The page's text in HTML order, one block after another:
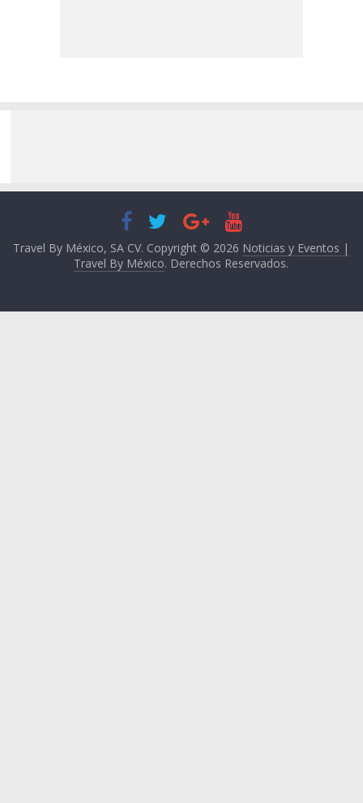
Travel By México, SA CV. Copyright © 2026 Noticias y Eventos |
Travel By México. Derechos Reservados.